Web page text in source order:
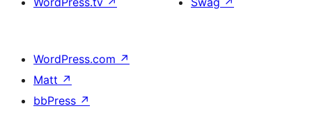
WordPress.com ↗
Matt ↗
bbPress ↗